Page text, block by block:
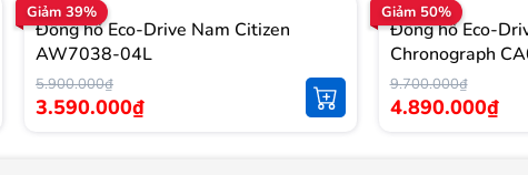
Giảm 39%
Đồng hồ Eco-Drive Nam Citizen
AW7038-04L
5.900.000₫
3.590.000₫
Giảm 50%
Đồng hồ Eco-
Chronograph
9.700.000₫
4.890.000₫